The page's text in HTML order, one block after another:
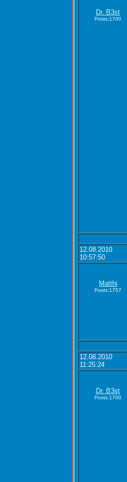
Dr. B3st
Posts:1700
12.08.2010
10:57:50
Matthi
Posts:1757
12.08.2010
11:25:24
Dr. B3st
Posts:1700